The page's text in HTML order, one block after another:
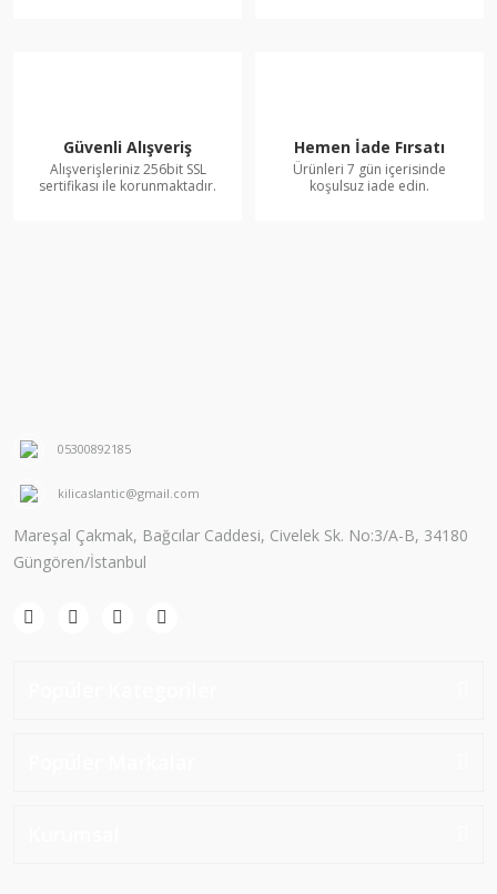
Güvenli Alışveriş
Alışverişleriniz 256bit SSL
sertifikası ile korunmaktadır.
Hemen İade Fırsatı
Ürünleri 7 gün içerisinde
koşulsuz iade edin.
05300892185
kilicaslantic@gmail.com
Mareşal Çakmak, Bağcılar Caddesi, Civelek Sk. No:3/A-B, 34180
Güngören/İstanbul